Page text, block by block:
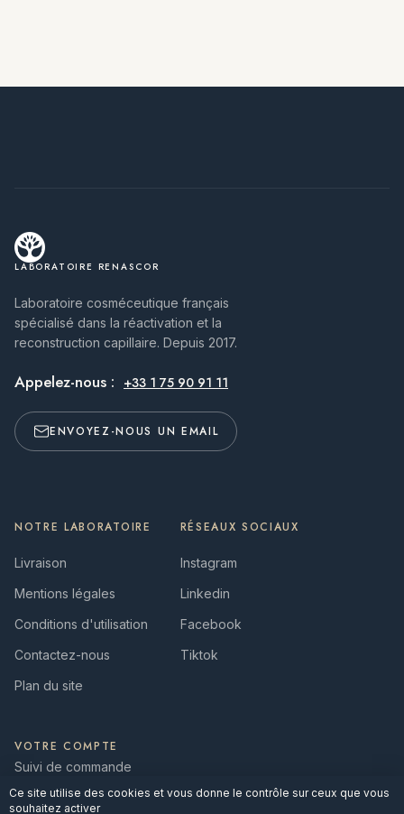
LABORATOIRE RENASCOR
Laboratoire cosméceutique français
spécialisé dans la réactivation et la
reconstruction capillaire. Depuis 2017.
Appelez-nous : +33 1 75 90 91 11
ENVOYEZ-NOUS UN EMAIL
NOTRE LABORATOIRE
Livraison
Mentions légales
Conditions d'utilisation
Contactez-nous
Plan du site
RÉSEAUX SOCIAUX
Instagram
Linkedin
Facebook
Tiktok
VOTRE COMPTE
Suivi de commande
Connexion
Ce site utilise des cookies et vous donne le contrôle sur ceux que vous
souhaitez activer